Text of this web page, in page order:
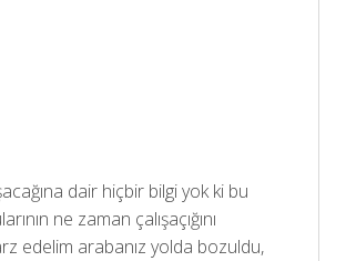
dair hiçbir bilgi yok ki bu
ne zaman çalışaçığını
edelim arabanız yolda bozuldu,